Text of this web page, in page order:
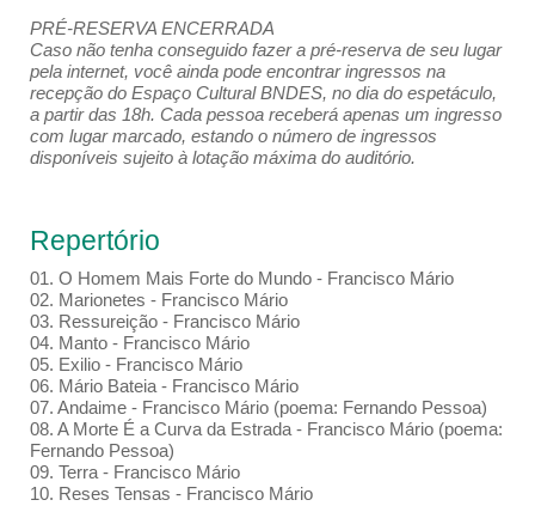
PRÉ-RESERVA ENCERRADA
Caso não tenha conseguido fazer a pré-reserva de seu lugar
pela internet, você ainda pode encontrar ingressos na
recepção do Espaço Cultural BNDES, no dia do espetáculo,
a partir das 18h. Cada pessoa receberá apenas um ingresso
com lugar marcado, estando o número de ingressos
disponíveis sujeito à lotação máxima do auditório.
Repertório
01. O Homem Mais Forte do Mundo - Francisco Mário
02. Marionetes - Francisco Mário
03. Ressureição - Francisco Mário
04. Manto - Francisco Mário
05. Exilio - Francisco Mário
06. Mário Bateia - Francisco Mário
07. Andaime - Francisco Mário (poema: Fernando Pessoa)
08. A Morte É a Curva da Estrada - Francisco Mário (poema:
Fernando Pessoa)
09. Terra - Francisco Mário
10. Reses Tensas - Francisco Mário